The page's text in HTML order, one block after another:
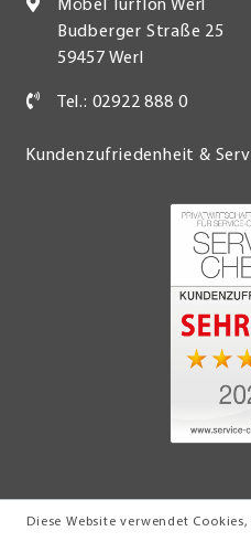
Diese Website verwendet
Möbel Turflon Werl
Budberger Straße 25
59457 Werl
Tel.: 02922 888 0
Kundenzufriedenheit &